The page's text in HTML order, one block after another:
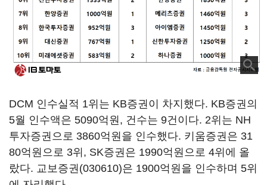
DCM 인수실적 1위는 KB증권이 차지했다. KB증권의
5월 인수액은 5090억원, 건수는 9건이다. 2위는 NH
투자증권으로 3860억원을 인수했다. 키움증권은 31
80억원으로 3위, SK증권은 1990억원으로 4위에 올
랐다. 교보증권(030610)은 1900억원을 인수하며 5위